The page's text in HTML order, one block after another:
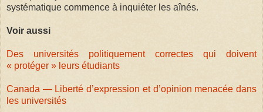
systématique commence à inquiéter les aînés.
Voir aussi
Des universités politiquement correctes qui doivent
« protéger » leurs étudiants
Canada — Liberté d’expression et d’opinion menacée dans
les universités